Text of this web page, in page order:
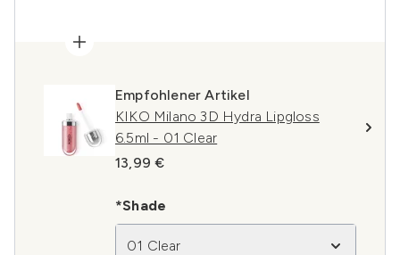
Empfohlener Artikel
KIKO Milano 3D Hydra Lipgloss
6.5ml - 01 Clear
13,99 €
*Shade
01 Clear